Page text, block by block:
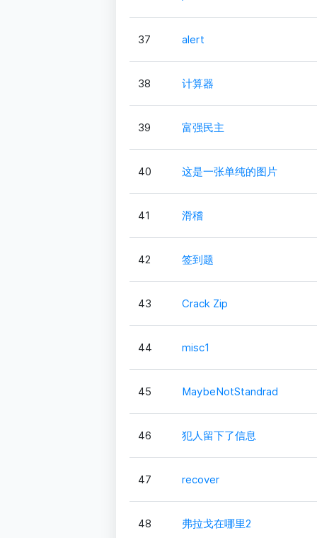
37 alert
38 计算器
39 富强民主
40 这是一张单纯的图片
41 滑稽
42 签到题
43 Crack Zip
44 misc1
45 MaybeNotStandrad
46 犯人留下了信息
47 recover
48 弗拉戈在哪里2